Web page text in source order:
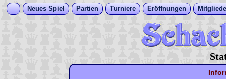
Neues Spiel Partien Turniere Eröffnungen